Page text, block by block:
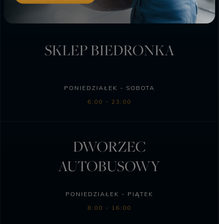
SKLEP BIEDRONKA
PONIEDZIAŁEK - SOBOTA
6:00 - 23:00
DWORZEC
AUTOBUSOWY
PONIEDZIAŁEK - PIĄTEK
8:00 - 16:00